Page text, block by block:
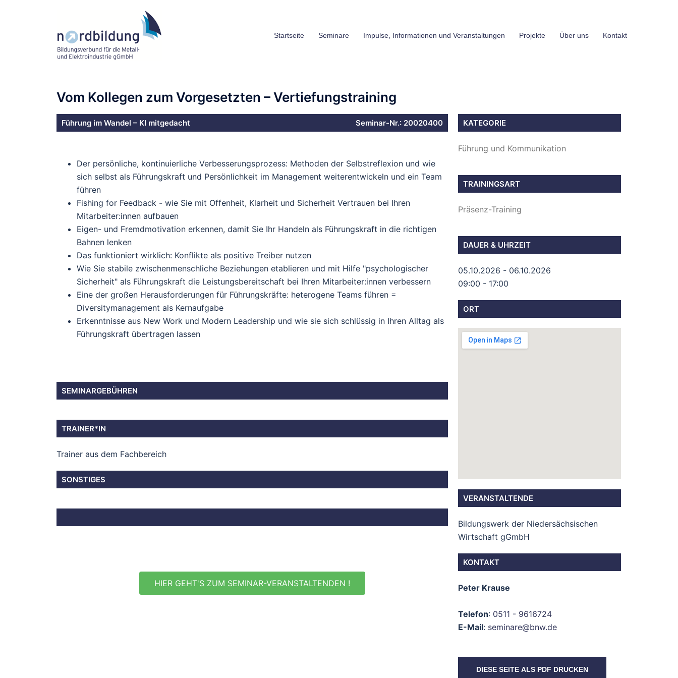
Startseite Seminare Impulse, Informationen und Veranstaltungen Projekte Über uns Kontakt
Vom Kollegen zum Vorgesetzten – Vertiefungstraining
Führung im Wandel – KI mitgedacht Seminar-Nr.: 20020400
Der persönliche, kontinuierliche Verbesserungsprozess: Methoden der Selbstreflexion und wie
sich selbst als Führungskraft und Persönlichkeit im Management weiterentwickeln und ein Team
führen
Fishing for Feedback - wie Sie mit Offenheit, Klarheit und Sicherheit Vertrauen bei Ihren
Mitarbeiter:innen aufbauen
Eigen- und Fremdmotivation erkennen, damit Sie Ihr Handeln als Führungskraft in die richtigen
Bahnen lenken
Das funktioniert wirklich: Konflikte als positive Treiber nutzen
Wie Sie stabile zwischenmenschliche Beziehungen etablieren und mit Hilfe "psychologischer
Sicherheit" als Führungskraft die Leistungsbereitschaft bei Ihren Mitarbeiter:innen verbessern
Eine der großen Herausforderungen für Führungskräfte: heterogene Teams führen =
Diversitymanagement als Kernaufgabe
Erkenntnisse aus New Work und Modern Leadership und wie sie sich schlüssig in Ihren Alltag als
Führungskraft übertragen lassen
SEMINARGEBÜHREN
TRAINER*IN
Trainer aus dem Fachbereich
SONSTIGES
HIER GEHT'S ZUM SEMINAR-VERANSTALTENDEN !
KATEGORIE
Führung und Kommunikation
TRAININGSART
Präsenz-Training
DAUER & UHRZEIT
05.10.2026 - 06.10.2026
09:00 - 17:00
ORT
VERANSTALTENDE
Bildungswerk der Niedersächsischen
Wirtschaft gGmbH
KONTAKT
Peter Krause
Telefon: 0511 - 9616724
E-Mail: seminare@bnw.de
DIESE SEITE ALS PDF DRUCKEN